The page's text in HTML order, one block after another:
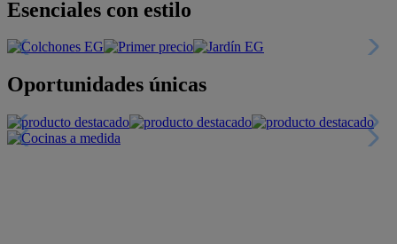
Esenciales con estilo
Oportunidades únicas